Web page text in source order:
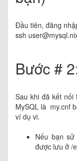
Đầu tiên, đăng
ssh
Bước #
Sau khi đã kết nối
MySQL là my.cnf
ví dụ vi.
Nếu bạn
được lưu ở /